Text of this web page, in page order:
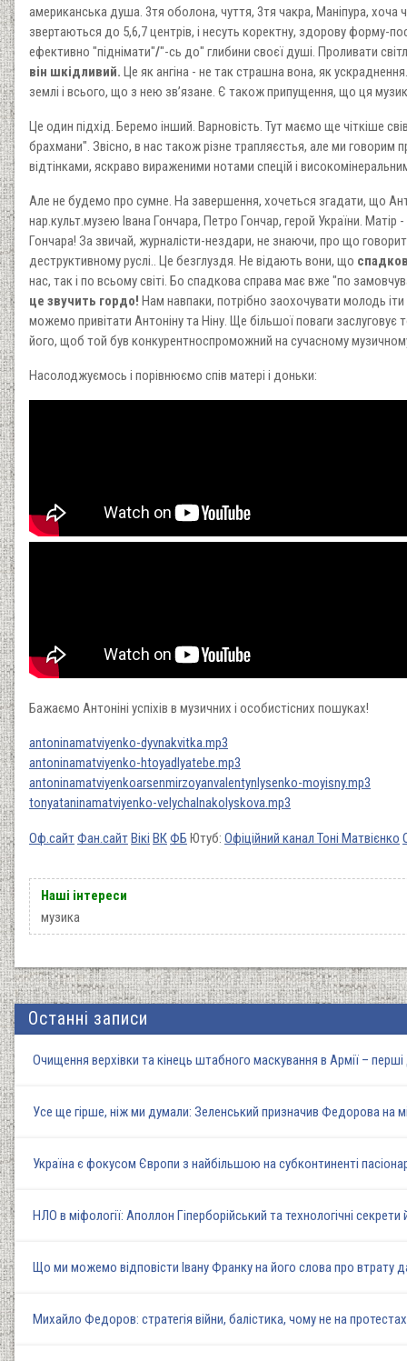
американська душа. 3тя оболона, чуття, 3тя чакра, Маніпура, хоча
звертаються до 5,6,7 центрів, і несуть коректну, здорову форму-
ефективно "піднімати"/"-сь до" глибини своєї душі. Проливати
він шкідливий. Це як ангіна - не так страшна вона, як
землі і всього, що з нею зв’язане. Є також припущення, що ця
Це один підхід. Беремо інший. Варновість. Тут маємо ще чіткіше
брахмани". Звісно, в нас також різне трапляєстья, але ми
відтінками, яскраво вираженими нотами спецій і
Але не будемо про сумне. На завершення, хочеться згадати, що
нар.культ.музею Івана Гончара, Петро Гончар, герой України. Матір
Гончара! За звичай, журналісти-нездари, не знаючи, про що
деструктивному руслі.. Це безглуздя. Не відають вони, що
нас, так і по всьому світі. Бо спадкова справа має вже "по
це звучить гордо! Нам навпаки, потрібно заохочувати молодь
можемо привітати Антоніну та Ніну. Ще більшої поваги
його, щоб той був конкурентноспроможний на сучасному
Насолоджуємось і порівнюємо спів матері і доньки:
Бажаємо Антоніні успіхів в музичних і особистісних пошуках!
antoninamatviyenko-dyvnakvitka.mp3
antoninamatviyenko-htoyadlyatebe.mp3
antoninamatviyenkoarsenmirzoyanvalentynlysenko-moyisny.mp3
tonyataninamatviyenko-velychalnakolyskova.mp3
Оф.сайтФан.сайтВікі ВКФБ Ютуб: Офіційний канал Тоні Матвієнко
Наші інтереси
музика
Останні записи
Очищення верхівки та кінець штабного маскування в Армії –
Усе ще гірше, ніж ми думали: Зеленський призначив Федорова на
Україна є фокусом Європи з найбільшою на субконтиненті
НЛО в міфології: Аполлон Гіперборійський та технологічні
Що ми можемо відповісти Івану Франку на його слова про втрату
Михайло Федоров: стратегія війни, балістика, чому не на